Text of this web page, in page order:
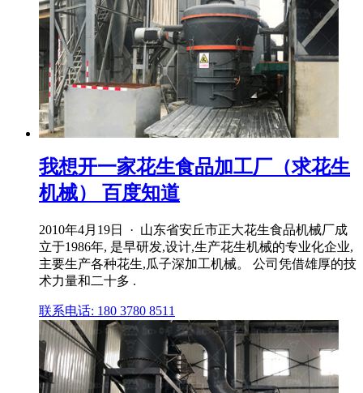
我想开一家花生食品加工厂（求花生
机械） 百度知道
2010年4月19日 · 山东省安丘市正大花生食品机械厂成
立于1986年, 是早研发,设计,生产花生机械的专业化企业,
主要生产各种花生,瓜子深加工机械。 公司凭借雄厚的技
术力量和二十多 .
联系电话: 180 3780 8511